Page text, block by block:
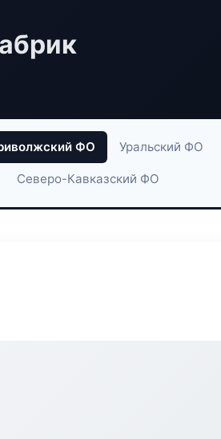
ФО Уральский ФО
Северо-Кавказский ФО